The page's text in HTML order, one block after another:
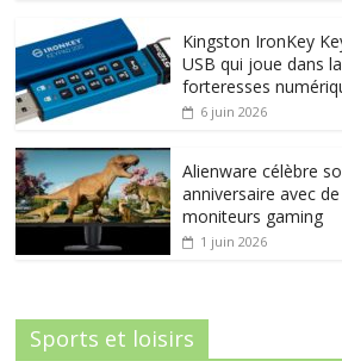
Kingston IronKey
USB qui joue dans
forteresses
6 juin 2026
Alienware célèbre
anniversaire avec
moniteurs gaming
1 juin 2026
Sports et loisirs